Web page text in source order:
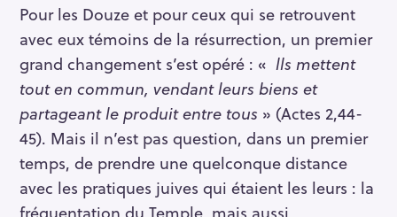
Pour les Douze et pour ceux qui se retrouvent
avec eux témoins de la résurrection, un premier
grand changement s’est opéré : « lls mettent
tout en commun, vendant leurs biens et
partageant le produit entre tous » (Actes 2,44-
45). Mais il n’est pas question, dans un premier
temps, de prendre une quelconque distance
avec les pratiques juives qui étaient les leurs : la
fréquentation du Temple, mais aussi,